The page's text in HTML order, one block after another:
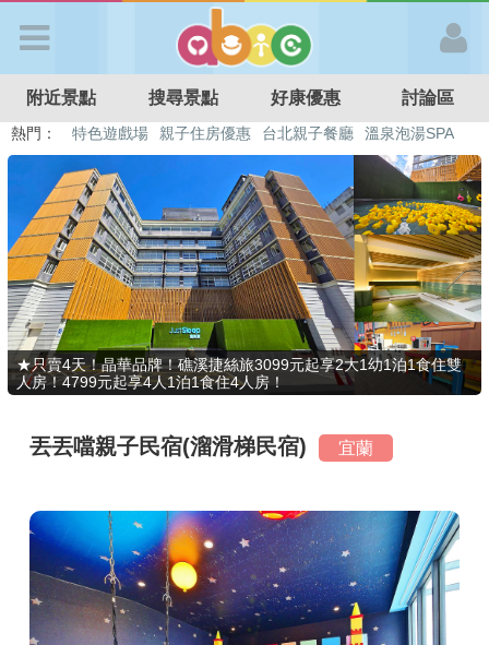
APP登入
首 頁
搜尋景點
好康優惠
最新消息
最新留言
商家合作
推薦景點
附近景點 搜尋景點 好康優惠 討論區
熱門： 特色遊戲場 親子住房優惠 台北親子餐廳
溫泉泡湯SPA
溜滑梯民宿
觀光工廠 DIY摘果 日本親子景點
★只賣4天！晶華品牌！礁溪捷絲旅3099元起享2大1幼1泊1食住雙
人房！4799元起享4人1泊1食住4人房！
丟丟噹親子民宿(溜滑梯民宿) 宜蘭